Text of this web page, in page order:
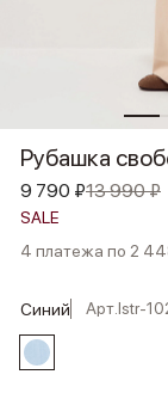
Рубашка
9 790 ₽13 990 ₽
SALE
4 платежа по 2
синий Арт.lstr-